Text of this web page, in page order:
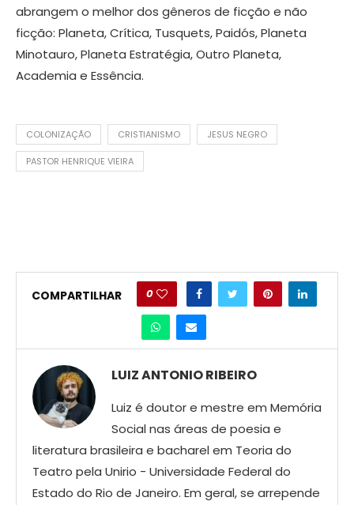
abrangem o melhor dos gêneros de ficção e não
ficção: Planeta, Crítica, Tusquets, Paidós, Planeta
Minotauro, Planeta Estratégia, Outro Planeta,
Academia e Essência.
COLONIZAÇÃO CRISTIANISMO JESUS NEGRO
PASTOR HENRIQUE VIEIRA
COMPARTILHAR 0
LUIZ ANTONIO RIBEIRO
Luiz é doutor e mestre em Memória
Social nas áreas de poesia e
literatura brasileira e bacharel em Teoria do
Teatro pela Unirio - Universidade Federal do
Estado do Rio de Janeiro. Em geral, se arrepende